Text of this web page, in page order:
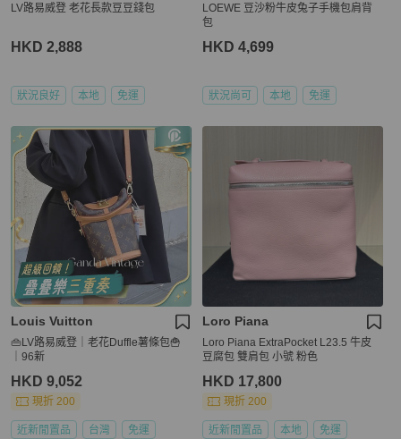
LV路易威登 老花長款豆豆錢包
HKD 2,888
狀況良好 本地 免運
LOEWE 豆沙粉牛皮兔子手機包肩背
包
HKD 4,699
狀況尚可 本地 免運
Louis Vuitton
👜LV路易威登｜老花Duffle薯條包🍟
｜96新
HKD 9,052
現折 200
近新閒置品 台灣 免運
Loro Piana
Loro Piana ExtraPocket L23.5 牛皮
豆腐包 雙肩包 小號 粉色
HKD 17,800
現折 200
近新閒置品 本地 免運